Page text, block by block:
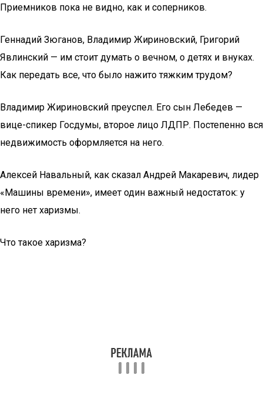
Приемников пока не видно, как и соперников.
Геннадий Зюганов, Владимир Жириновский, Григорий
Явлинский — им стоит думать о вечном, о детях и внуках.
Как передать все, что было нажито тяжким трудом?
Владимир Жириновский преуспел. Его сын Лебедев —
вице-спикер Госдумы, второе лицо ЛДПР. Постепенно вся
недвижимость оформляется на него.
Алексей Навальный, как сказал Андрей Макаревич, лидер
«Машины времени», имеет один важный недостаток: у
него нет харизмы.
Что такое харизма?